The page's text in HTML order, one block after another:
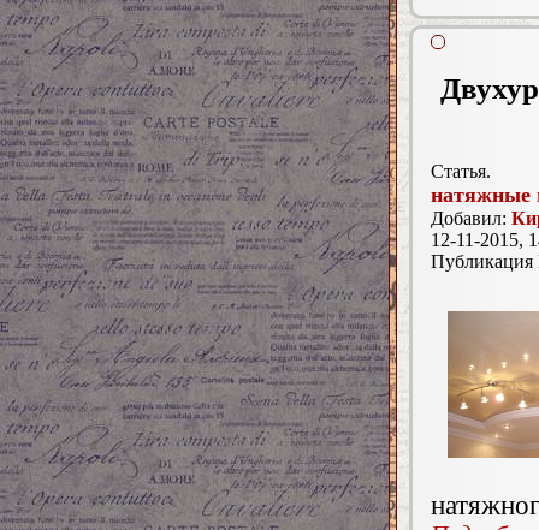
Статья.
натяжные
Добавил:
12-11-2015,